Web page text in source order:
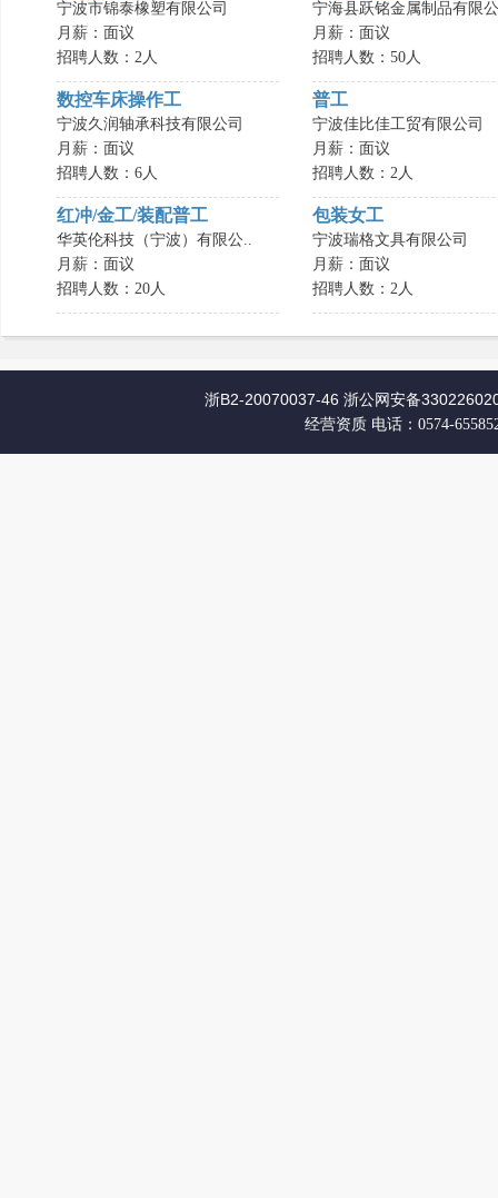
宁波市锦泰橡塑有限公司
月薪：面议
招聘人数：2人
宁海县跃铭金属制品有限
月薪：面议
招聘人数：50人
数控车床操作工
宁波久润轴承科技有限公司
月薪：面议
招聘人数：6人
普工
宁波佳比佳工贸有限公司
月薪：面议
招聘人数：2人
红冲/金工/装配普工
华英伦科技（宁波）有限公..
月薪：面议
招聘人数：20人
包装女工
宁波瑞格文具有限公司
月薪：面议
招聘人数：2人
浙B2-20070037-46 浙公网安备
经营资质 电话：0574-